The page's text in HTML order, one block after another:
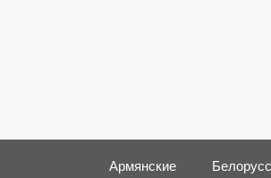
Армянские